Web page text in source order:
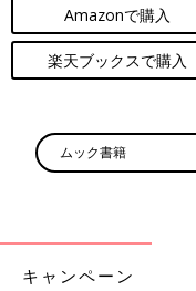
Amazonで購入
楽天ブックスで購入
ムック書籍
キャンペーン